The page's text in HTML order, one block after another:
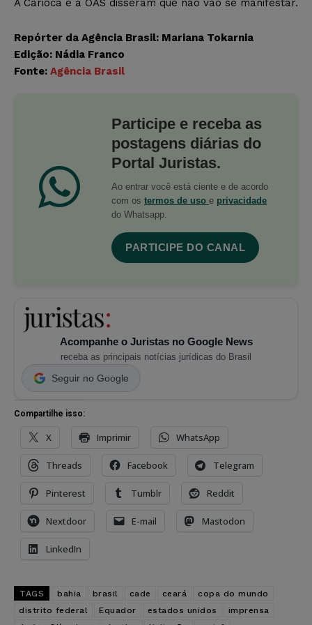
Repórter da Agência Brasil: Mariana Tokarnia
Edição: Nádia Franco
Fonte: Agência Brasil
Participe e receba as
postagens diárias do
Portal Juristas.
Ao entrar você está ciente e de acordo
com os termos de uso e privacidade
do Whatsapp.
PARTICIPE DO CANAL
Acompanhe o Juristas no Google News
receba as principais notícias jurídicas do Brasil
Seguir no Google
Compartilhe isso:
X Imprimir WhatsApp
Threads Facebook Telegram
Pinterest Tumblr Reddit
Nextdoor E-mail Mastodon
LinkedIn
TAGS bahia brasil cade ceará
copa do mundo
distrito federal
Equador estados unidos
imprensa